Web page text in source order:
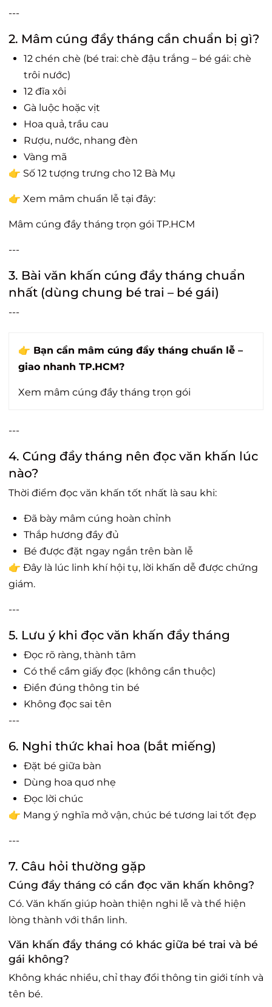
---
2. Mâm cúng đầy tháng cần chuẩn bị gì?
12 chén chè (bé trai: chè đậu trắng – bé gái: chè
trôi nước)
12 đĩa xôi
Gà luộc hoặc vịt
Hoa quả, trầu cau
Rượu, nước, nhang đèn
Vàng mã
👉 Số 12 tượng trưng cho 12 Bà Mụ
👉 Xem mâm chuẩn lễ tại đây:
Mâm cúng đầy tháng trọn gói TP.HCM
---
3. Bài văn khấn cúng đầy tháng chuẩn
nhất (dùng chung bé trai – bé gái)
---
👉 Bạn cần mâm cúng đầy tháng chuẩn lễ –
giao nhanh TP.HCM?
Xem mâm cúng đầy tháng trọn gói
---
4. Cúng đầy tháng nên đọc văn khấn lúc
nào?
Thời điểm đọc văn khấn tốt nhất là sau khi:
Đã bày mâm cúng hoàn chỉnh
Thắp hương đầy đủ
Bé được đặt ngay ngắn trên bàn lễ
👉 Đây là lúc linh khí hội tụ, lời khấn dễ được chứng
giám.
---
5. Lưu ý khi đọc văn khấn đầy tháng
Đọc rõ ràng, thành tâm
Có thể cầm giấy đọc (không cần thuộc)
Điền đúng thông tin bé
Không đọc sai tên
---
6. Nghi thức khai hoa (bắt miếng)
Đặt bé giữa bàn
Dùng hoa quơ nhẹ
Đọc lời chúc
👉 Mang ý nghĩa mở vận, chúc bé tương lai tốt đẹp
---
7. Câu hỏi thường gặp
Cúng đầy tháng có cần đọc văn khấn không?
Có. Văn khấn giúp hoàn thiện nghi lễ và thể hiện
lòng thành với thần linh.
Văn khấn đầy tháng có khác giữa bé trai và bé
gái không?
Không khác nhiều, chỉ thay đổi thông tin giới tính và
tên bé.